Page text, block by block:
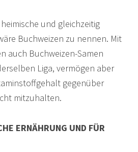
und gleichzeitig
Buchweizen zu nennen. Mit
auch Buchweizen-Samen
Liga, vermögen aber
gegenüber
mitzuhalten.
ERNÄHRUNG UND FÜR